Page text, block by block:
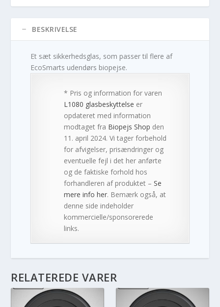
BESKRIVELSE
Et sæt sikkerhedsglas, som passer til flere af
EcoSmarts udendørs biopejse.
* Pris og information for varen
L1080 glasbeskyttelse er
opdateret med information
modtaget fra Biopejs Shop den
11. april 2024. Vi tager forbehold
for afvigelser, prisændringer og
eventuelle fejl i det her anførte
og de faktiske forhold hos
forhandleren af produktet –Se
mere info her. Bemærk også, at
denne side indeholder
kommercielle/sponsorerede
links.
RELATEREDE VARER